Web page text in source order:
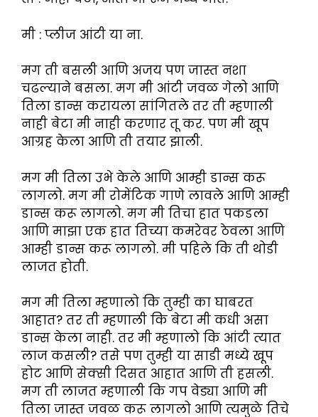
मी : प्लीज आंटी या ना.
मग ती बसली आणि अजय पण जास्त नशा
चढल्याने बसला. मग मी आंटी जवळ गेलो आणि
तिला डान्स करायला सांगितले तर ती म्हणाली
नाही बेटा मी नाही करणार तू कर. पण मी खूप
आग्रह केला आणि ती तयार झाली.
मग मी तिला उभे केले आणि आम्ही डान्स करू
लागलो. मग मी रोमेंटिक गाणे लावले आणि आम्ही
डान्स करू लागलो. मग मी तिचा हात पकडला
आणि माझा एक हात तिच्या कमरेवर ठेवला आणि
आम्ही डान्स करू लागलो. मी पहिले कि ती थोडी
लाजत होती.
मग मी तिला म्हणालो कि तुम्ही का घाबरत
आहात? तर ती म्हणाली कि बेटा मी कधी असा
डान्स केला नाही. तर मी म्हणालो कि आंटी त्यात
लाज कसली? तसे पण तुम्ही या साडी मध्ये खूप
होट आणि सेक्सी दिसत आहात आणि ती हसली.
मग ती लाजत म्हणाली कि गप वेड्या आणि मी
तिला जास्त जवळ करू लागलो आणि त्यमुळे तिचे